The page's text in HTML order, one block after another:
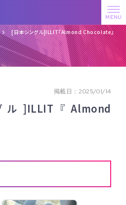
[日本シングル]ILLIT『Almond Chocolate』
掲載日：2025/01/14
]ILLIT『Almond